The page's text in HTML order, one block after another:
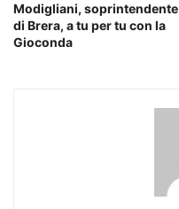
Modigliani, soprintendente
di Brera, a tu per tu con la
Gioconda